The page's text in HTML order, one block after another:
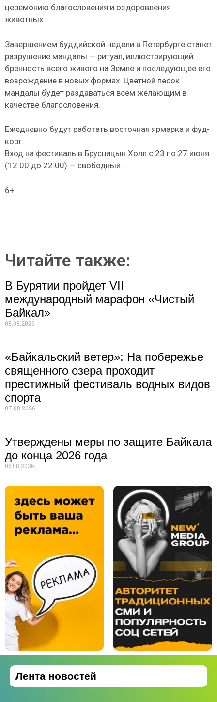
церемонию благословения и оздоровления
животных.
Завершением буддийской недели в Петербурге станет
разрушение мандалы — ритуал, иллюстрирующий
бренность всего живого на Земле и последующее его
возрождение в новых формах. Цветной песок
мандалы будет раздаваться всем желающим в
качестве благословения.
Ежедневно будут работать восточная ярмарка и фуд-
корт.
Вход на фестиваль в Брусницын Холл с 23 по 27 июня
(12:00 до 22:00) — свободный.
6+
Читайте также:
В Бурятии пройдет VII
международный марафон «Чистый
Байкал»
08.08.2026
«Байкальский ветер»: На побережье
священного озера проходит
престижный фестиваль водных видов
спорта
07.08.2026
Утверждены меры по защите Байкала
до конца 2026 года
06.08.2026
Лента новостей